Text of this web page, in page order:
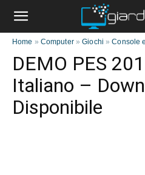
Home » Computer»Giochi »Console
DEMO PES
Italiano –
Disponibile